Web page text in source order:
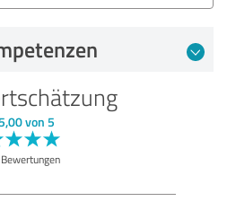
5,00 von 5